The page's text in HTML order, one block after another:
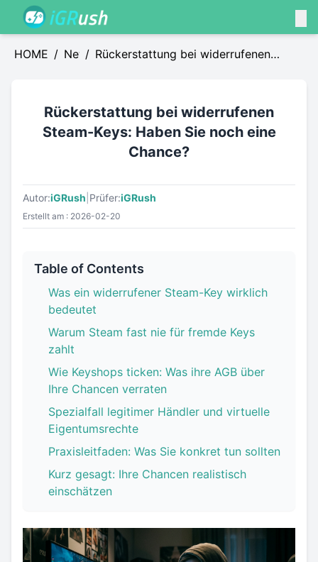
HOME / News
/ Rückerstattung bei widerrufenen
Rückerstattung bei widerrufenen
Steam-Keys: Haben Sie noch eine
Chance?
Autor:iGRush Prüfer:iGRush
Erstellt am : 2026-02-20
Table of Contents
Was ein widerrufener Steam-Key wirklich
bedeutet
Warum Steam fast nie für fremde Keys
zahlt
Wie Keyshops ticken: Was ihre AGB über
Ihre Chancen verraten
Spezialfall legitimer Händler und virtuelle
Eigentumsrechte
Praxisleitfaden: Was Sie konkret tun sollten
Kurz gesagt: Ihre Chancen realistisch
einschätzen